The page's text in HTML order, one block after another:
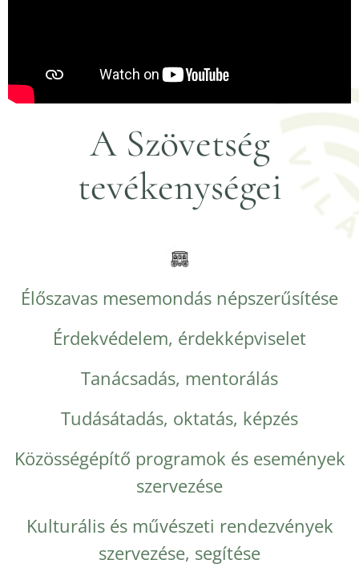
A Szövetség
tevékenységei
Élőszavas mesemondás népszerűsítése
Érdekvédelem, érdekképviselet
Tanácsadás, mentorálás
Tudásátadás, oktatás, képzés
Közösségépítő programok és események
szervezése
Kulturális és művészeti rendezvények
szervezése, segítése